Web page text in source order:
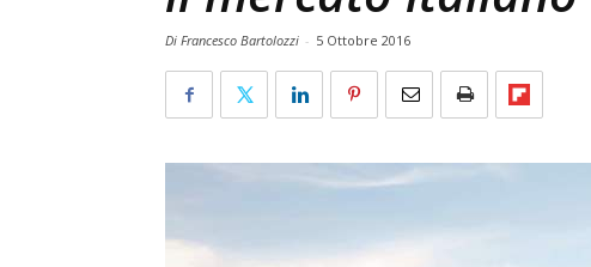
Di Francesco Bartolozzi - 5 Ottobre 2016